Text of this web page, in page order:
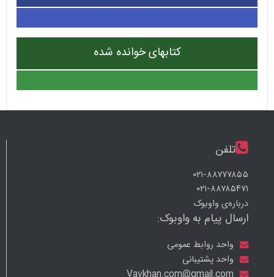
کتابهای خوانده شده
تلفن
۰۲۱-۸۸۷۷۷۸۵۵
۰۲۱-۸۸۷۸۵۴۷۱
درباره‌ی واوبوک
ارسال پیام به واوبوک:
واحد روابط عمومی
واحد پشتیبانی